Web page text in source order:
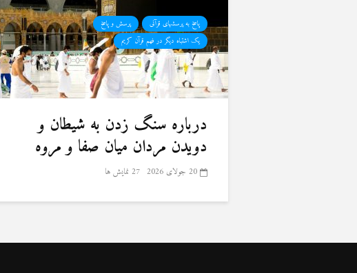
پاسخ به پرسشهای قرآنی
پرسش و پاسخ
یک اشتباه دیگر در فهم قرآن کریم
درباره سنگ زدن به شیطان و
دویدن مردان میان صفا و مروه
20 جولای 2026 27 نمایش ها